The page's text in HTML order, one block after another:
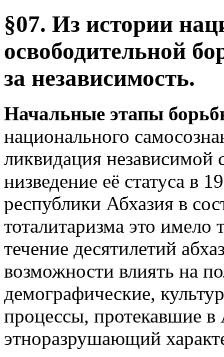
§07. Из истории
освободительной
за независимость.
Начальные этапы
национального
ликвидация независимой
низведение её статуса в
республики Абхазия в
тоталитаризма это имело
течение десятилетий
возможности влиять на
демографические,
процессы, протекавшие в
этноразрушающий